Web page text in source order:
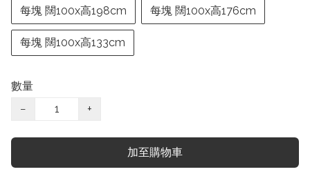
每塊 闊100x高198cm
每塊 闊100x高176cm
每塊 闊100x高133cm
數量
−
+
加至購物車